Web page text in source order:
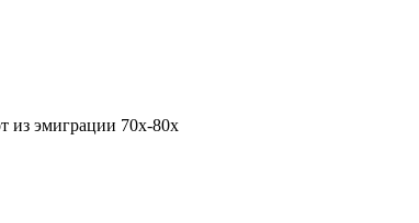
из эмиграции 70х-80х